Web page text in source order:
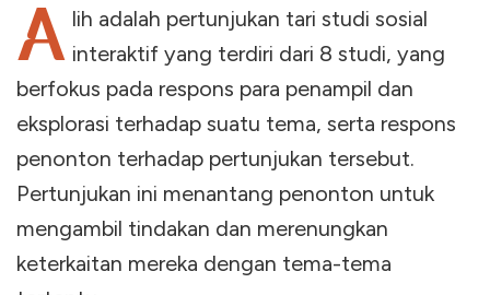
A lih adalah pertunjukan tari studi sosial
interaktif yang terdiri dari 8 studi, yang
berfokus pada respons para penampil dan
eksplorasi terhadap suatu tema, serta respons
penonton terhadap pertunjukan tersebut.
Pertunjukan ini menantang penonton untuk
mengambil tindakan dan merenungkan
keterkaitan mereka dengan tema-tema